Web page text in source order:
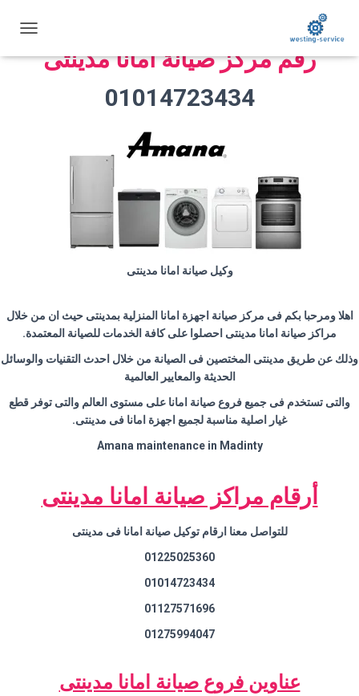
ب
رقم مركز صيانة امانا مدينتى
01014723434
وكيل صيانة امانا مدينتى
اهلا ومرحبا بكم فى مركز صيانة اجهزة امانا المنزلية بمدينتى حيث ان من خلال
مراكز صيانة امانا مدينتى احصلوا على كافة الخدمات للصيانة المعتمدة.
وذلك عن طريق مدينتى المختصين فى الصيانة من خلال احدث التقنيات والوسائل
الحديثة والمعايير العالمية
والتى تستخدم فى جميع فروع صيانة امانا على مستوى العالم والتى توفر قطع
غيار اصلية مناسبة لجميع اجهزة امانا فى مدينتى.
Amana maintenance in Madinty
أرقام مراكز صيانة امانا مدينتى
للتواصل معنا ارقام توكيل صيانة امانا فى مدينتى
01225025360
01014723434
01127571696
01275994047
عناوين فروع صيانة امانا مدينتى